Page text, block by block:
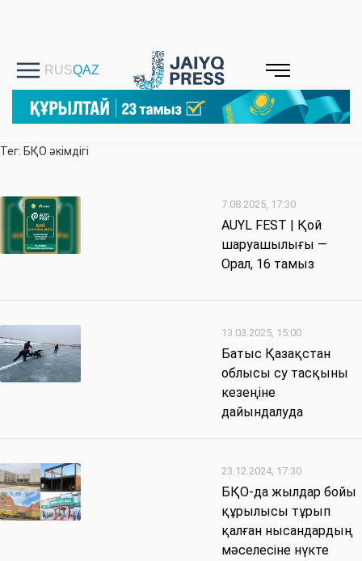
Тег: БҚО әкімдігі
7.08.2025, 17:30
AUYL FEST | Қой
шаруашылығы —
Орал, 16 тамыз
13.03.2025, 15:00
Батыс Қазақстан
облысы су тасқыны
кезеңіне
дайындалуда
23.12.2024, 17:30
БҚО-да жылдар бойы
құрылысы тұрып
қалған нысандардың
мәселесіне нүкте